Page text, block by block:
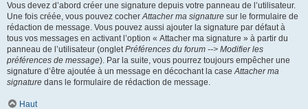
Vous devez d’abord créer une signature depuis votre panneau de l’utilisateur.
Une fois créée, vous pouvez cocherAttacher ma signature sur le formulaire de
rédaction de message. Vous pouvez aussi ajouter la signature par défaut à
tous vos messages en activant l’option « Attacher ma signature » à partir du
panneau de l’utilisateur (ongletPréférences du forum --> Modifier les
préférences de message). Par la suite, vous pourrez toujours empêcher une
signature d’être ajoutée à un message en décochant la caseAttacher ma
signature dans le formulaire de rédaction de message.
Haut